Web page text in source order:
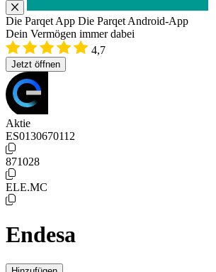
Die Parqet App Die Parqet Android-App
Dein Vermögen immer dabei
4,7
Jetzt öffnen
Aktie
ES0130670112
871028
ELE.MC
Endesa